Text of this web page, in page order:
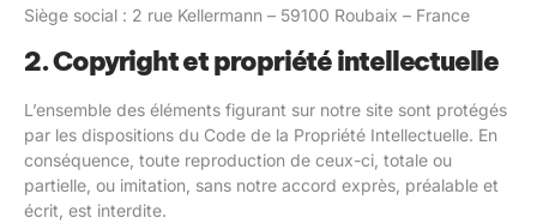
Siège social : 2 rue Kellermann – 59100 Roubaix – France
2. Copyright et propriété intellectuelle
L’ensemble des éléments figurant sur notre site sont protégés
par les dispositions du Code de la Propriété Intellectuelle. En
conséquence, toute reproduction de ceux-ci, totale ou
partielle, ou imitation, sans notre accord exprès, préalable et
écrit, est interdite.